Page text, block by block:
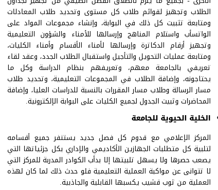
الطلاب وتجهيز لقوائم طلاب كل مستوى وتحديد طلاب المعادلات
ومتابعة تثبيت كل ذلك في البوابة، وإنشاء مجموعات المواد على
الواتسأب واستلام المناهج وإرسالها للأمناء والشؤون التعليمية
وتجهيز أرقام الدكاترة وإرسالها لأمناء الأقسام وأمناء الكليات،
ومتابعة عمليات التحويل والتأجيل واستقبال الطلاب الجدد، وعقد لقاء
تعريفي بالجامعة معهم، وتعريفهم بنظام الدراسة وكل ما
يحتاجونه، وإضافة الطلاب في المجموعات التعليمية، وتحديد طلاب
مسار الرسالة وطلاب مسار المقررات بالنسبة للدراسات العليا، وإضافة
المحاضرات وثبيت الجدول لجميع الكليات على البوابة الإلكترونية.
الخلية الحيوية للجامعة
المركز الإعلامي مع قدوم كل فصل جديد يستنفر جميع أقسامه
لتلبية كل متطلبات الجهازين الأكاديمي والإداري بكل جزئياتها التي
يصعب حصرها ولا يسهل تلبيتها إلا بدأب الكوادر المدربة للمركز التي
لا تتوانى عن مواكبة العملية التعليمية فلو حدث ذلك لما كان لهذه
العملية من ثوب قشيب يكسبها القابلية والجاذبية.